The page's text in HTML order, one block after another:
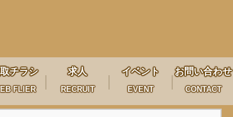
チラシ
FLIER
求人
RECRUIT
イベント
EVENT
お問い合わせ
CONTACT